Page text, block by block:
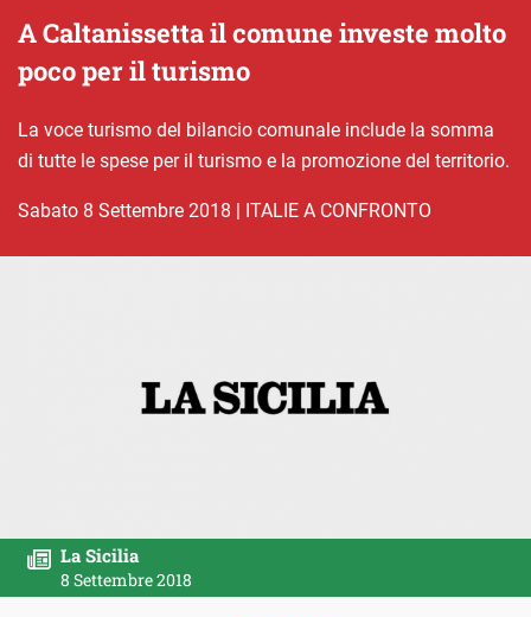
A Caltanissetta il comune investe molto
poco per il turismo
La voce turismo del bilancio comunale include la somma
di tutte le spese per il turismo e la promozione del territorio.
sabato 8 Settembre 2018 | ITALIE A CONFRONTO
La Sicilia
8 Settembre 2018